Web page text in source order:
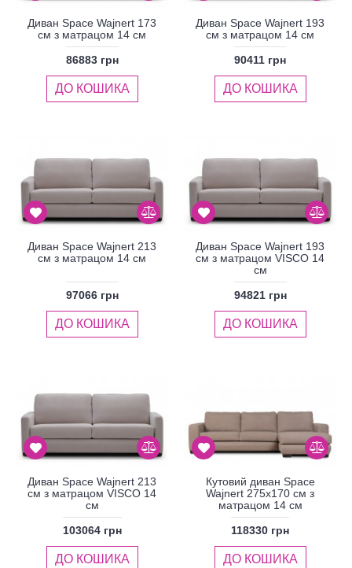
Диван Space Wajnert 173
см з матрацом 14 см
86883 грн
ДО КОШИКА
Диван Space Wajnert 193
см з матрацом 14 см
90411 грн
ДО КОШИКА
Диван Space Wajnert 213
см з матрацом 14 см
97066 грн
ДО КОШИКА
Диван Space Wajnert 193
см з матрацом VISCO 14
см
94821 грн
ДО КОШИКА
Диван Space Wajnert 213
см з матрацом VISCO 14
см
103064 грн
ДО КОШИКА
Кутовий диван Space
Wajnert 275x170 см з
матрацом 14 см
118330 грн
ДО КОШИКА